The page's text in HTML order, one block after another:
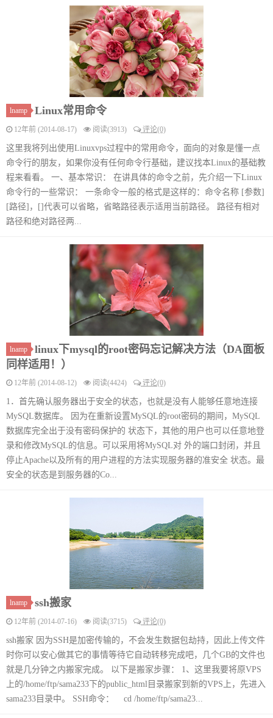
lnamp Linux常用命令
12年前 (2014-08-17) 阅读(3913) 评论(0)
这里我将列出使用Linuxvps过程中的常用命令，面向的对象是懂一点
命令行的朋友，如果你没有任何命令行基础，建议找本Linux的基础教
程来看看。 一、基本常识： 在讲具体的命令之前，先介绍一下Linux
命令行的一些常识： 一条命令一般的格式是这样的：命令名称 [参数]
[路径]，[]代表可以省略，省略路径表示适用当前路径。 路径有相对
路径和绝对路径两...
lnamp
linux下mysql的root密码忘记解决方法（DA面板
同样适用！）
12年前 (2014-08-12) 阅读(4424) 评论(0)
1．首先确认服务器出于安全的状态，也就是没有人能够任意地连接
MySQL数据库。 因为在重新设置MySQL的root密码的期间，MySQL
数据库完全出于没有密码保护的 状态下，其他的用户也可以任意地登
录和修改MySQL的信息。可以采用将MySQL对 外的端口封闭，并且
停止Apache以及所有的用户进程的方法实现服务器的准安全 状态。最
安全的状态是到服务器的Co...
lnamp ssh搬家
12年前 (2014-07-16) 阅读(3715) 评论(0)
ssh搬家 因为SSH是加密传输的，不会发生数据包劫持，因此上传文件
时你可以安心做其它的事情等待它自动转移完成吧，几个GB的文件也
就是几分钟之内搬家完成。 以下是搬家步骤： 1、这里我要将原VPS
上的/home/ftp/sama233下的public_html目录搬家到新的VPS上，先进入
sama233目录中。 SSH命令： cd /home/ftp/sama23...